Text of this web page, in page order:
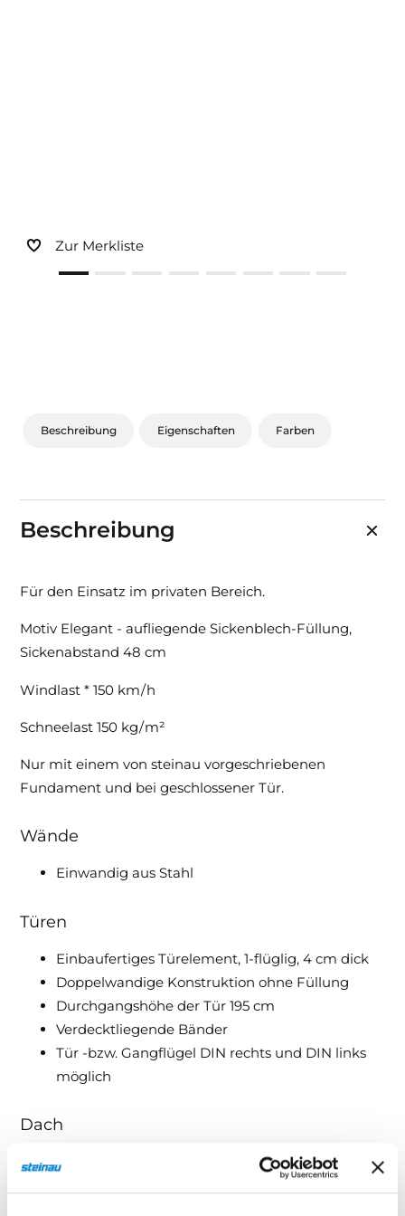
Zur Merkliste
Beschreibung Eigenschaften Farben
Beschreibung
Für den Einsatz im privaten Bereich.
Motiv Elegant - aufliegende Sickenblech-Füllung,
Sickenabstand 48 cm
Windlast * 150 km / h
Schneelast 150 kg / m²
Nur mit einem von steinau vorgeschriebenen
Fundament und bei geschlossener Tür.
Wände
Einwandig aus Stahl
Türen
Einbaufertiges Türelement, 1-flüglig, 4 cm dick
Doppelwandige Konstruktion ohne Füllung
Durchgangshöhe der Tür 195 cm
Verdecktliegende Bänder
Tür -bzw. Gangflügel DIN rechts und DIN links
möglich
Dach
Dachkomponente einwandig aus Stahl